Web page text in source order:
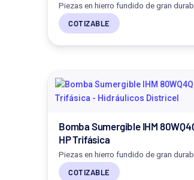
Piezas en hierro fundido de gran
COTIZABLE
Bomba Sumergible IHM
HP Trifásica
Piezas en hierro fundido de gran
COTIZABLE